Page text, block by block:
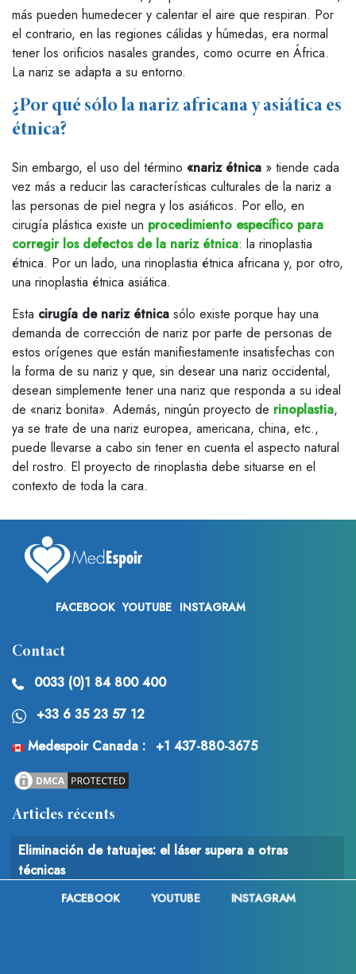
más pueden humedecer y calentar el aire que respiran. Por
el contrario, en las regiones cálidas y húmedas, era normal
tener los orificios nasales grandes, como ocurre en África.
La nariz se adapta a su entorno.
¿Por qué sólo la nariz africana y asiática es
étnica?
Sin embargo, el uso del término «nariz étnica » tiende cada
vez más a reducir las características culturales de la nariz a
las personas de piel negra y los asiáticos. Por ello, en
cirugía plástica existe un procedimiento específico para
corregir los defectos de la nariz étnica: la rinoplastia
étnica. Por un lado, una rinoplastia étnica africana y, por otro,
una rinoplastia étnica asiática.
Esta cirugía de nariz étnica sólo existe porque hay una
demanda de corrección de nariz por parte de personas de
estos orígenes que están manifiestamente insatisfechas con
la forma de su nariz y que, sin desear una nariz occidental,
desean simplemente tener una nariz que responda a su ideal
de «nariz bonita». Además, ningún proyecto de rinoplastia,
ya se trate de una nariz europea, americana, china, etc.,
puede llevarse a cabo sin tener en cuenta el aspecto natural
del rostro. El proyecto de rinoplastia debe situarse en el
contexto de toda la cara.
FACEBOOK YOUTUBE INSTAGRAM
Contact
0033 (0)1 84 800 400
+33 6 35 23 57 12
Medespoir Canada :
+1 437-880-3675
Articles récents
Eliminación de tatuajes: el láser supera a otras
técnicas
FACEBOOK YOUTUBE INSTAGRAM